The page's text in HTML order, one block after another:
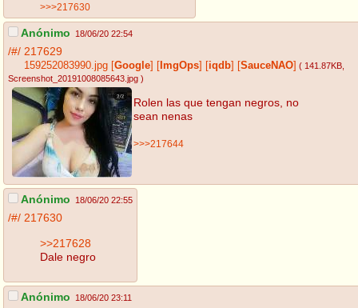
>>>217630
Anónimo 18/06/20 22:54
/#/ 217629
159252083990.jpg [Google] [ ImgOps] [iqdb] [SauceNAO] ( 141.87KB
Screenshot_20191008085643.jpg )
Rolen las que tengan negros, no
sean nenas
>>>217644
Anónimo 18/06/20 22:55
/#/ 217630
>>217628
Dale negro
Anónimo 18/06/20 23:11